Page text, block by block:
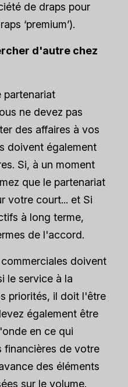
de draps pour
‘premium’).
d'autre chez
partenariat
ne devez pas
des affaires à vos
doivent également
Si, à un moment
que le partenariat
votre court... et Si
à long terme,
de l'accord.
doivent
le service à la
priorités, il doit l'être
également être
en ce qui
financières de votre
des éléments
sur le volume.